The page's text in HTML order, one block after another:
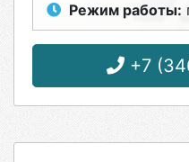
Режим работы:
+7